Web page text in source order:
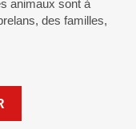
animaux sont à
des familles,